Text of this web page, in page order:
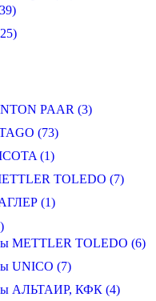
PAAR (3)
(73)
(1)
TOLEDO (7)
(1)
METTLER TOLEDO (6)
UNICO (7)
АЛЬТАИР, КФК (4)